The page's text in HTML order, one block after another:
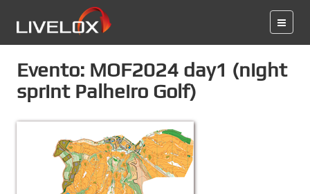
Evento: MOF2024 day1 (night
sprint Palheiro Golf)